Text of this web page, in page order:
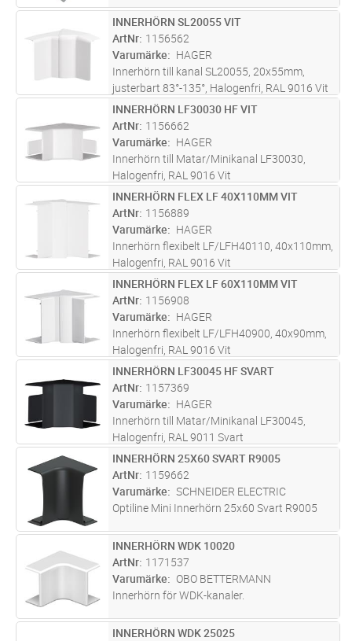
ST Lägg i kundvagn
INNERHÖRN SL20055 VIT
ArtNr 1156562
Varumärke
HAGER
Innerhörn till kanal SL20055, 20x55mm,
justerbart 83°-135°, Halogenfri, RAL 9016 Vit
ST Lägg i kundvagn
INNERHÖRN LF30030 HF VIT
ArtNr 1156662
Varumärke
HAGER
Innerhörn till Matar/Minikanal LF30030,
Halogenfri, RAL 9016 Vit
ST Lägg i kundvagn
INNERHÖRN FLEX LF 40X110MM VIT
ArtNr 1156889
Varumärke
HAGER
Innerhörn flexibelt LF/LFH40110, 40x110mm,
Halogenfri, RAL 9016 Vit
ST Lägg i kundvagn
INNERHÖRN FLEX LF 60X110MM VIT
ArtNr 1156908
Varumärke
HAGER
Innerhörn flexibelt LF/LFH40900, 40x90mm,
Halogenfri, RAL 9016 Vit
ST Lägg i kundvagn
INNERHÖRN LF30045 HF SVART
ArtNr 1157369
Varumärke
HAGER
Innerhörn till Matar/Minikanal LF30045,
Halogenfri, RAL 9011 Svart
ST Lägg i kundvagn
INNERHÖRN 25X60 SVART R9005
ArtNr 1159662
Varumärke
SCHNEIDER ELECTRIC
Optiline Mini Innerhörn 25x60 Svart R9005
ST Lägg i kundvagn
INNERHÖRN WDK 10020
ArtNr 1171537
Varumärke
OBO BETTERMANN
Innerhörn för WDK-kanaler.
Lägg i kundvagn
INNERHÖRN WDK 25025